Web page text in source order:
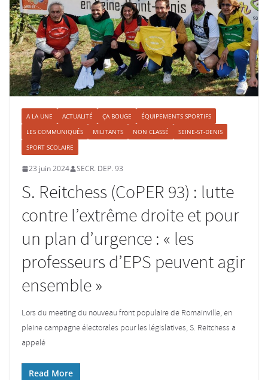
A LA UNE ACTUALITÉ ÇA BOUGE
ÉQUIPEMENTS SPORTIFS
LES COMMUNIQUÉS
MILITANTS NON CLASSÉ
SEINE-ST-DENIS
SPORT SCOLAIRE
23 juin 2024 SECR. DEP. 93
S. Reitchess (CoPER 93) : lutte
contre l’extrême droite et pour
un plan d’urgence : « les
professeurs d’EPS peuvent agir
ensemble »
Lors du meeting du nouveau front populaire de Romainville, en
pleine campagne électorales pour les législatives, S. Reitchess a
appelé
Read More